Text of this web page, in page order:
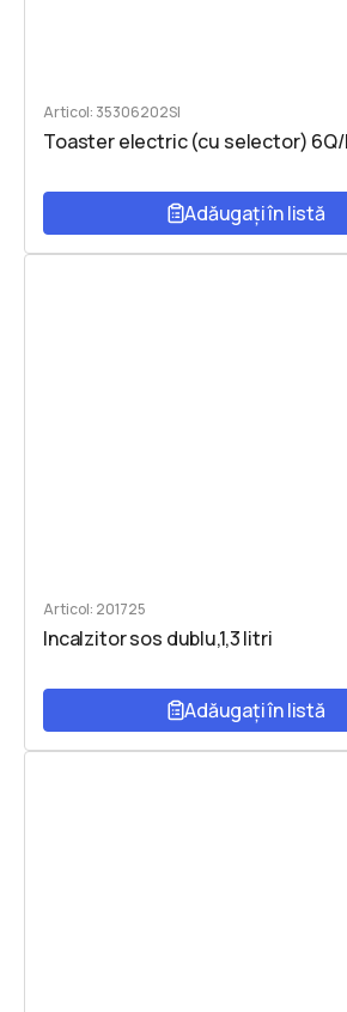
Articol: 35306202SI
Toaster electric (cu selector) 6Q/
Adăugați în listă
Articol: 201725
Incalzitor sos dublu,1,3 litri
Adăugați în listă